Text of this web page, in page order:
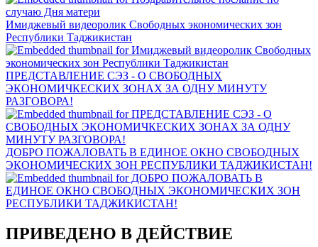
Имиджевый видеоролик Свободных экономических зон
Республики Таджикистан
ПРЕДСТАВЛЕНИЕ СЭЗ - О СВОБОДНЫХ
ЭКОНОМИЧКЕСКИХ ЗОНАХ ЗА ОДНУ МИНУТУ
РАЗГОВОРА!
ДОБРО ПОЖАЛОВАТЬ В ЕДИНОЕ ОКНО СВОБОДНЫХ
ЭКОНОМИЧЕСКИХ ЗОН РЕСПУБЛИКИ ТАДЖИКИСТАН!
ПРИВЕДЕНО В ДЕЙСТВИЕ